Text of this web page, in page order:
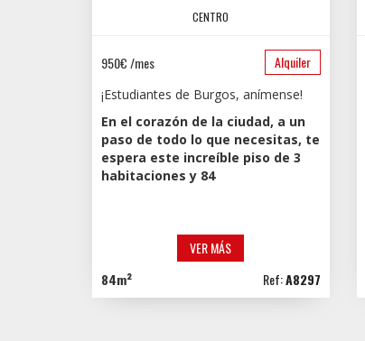
CENTRO
950€ /mes Alquiler
¡Estudiantes de Burgos, anímense!
En el corazón de la ciudad, a un
paso de todo lo que necesitas, te
espera este increíble piso de 3
habitaciones y 84
VER MÁS
84m²
Ref:A8297